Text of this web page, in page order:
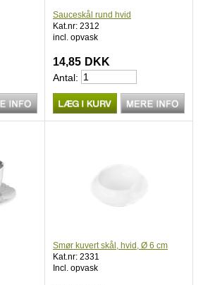
Sauceskål rund hvid
Kat.nr: 2312
incl. opvask
14,85 DKK
Antal:
Smør kuvert skål, hvid, Ø 6 cm
Kat.nr: 2331
Incl. opvask